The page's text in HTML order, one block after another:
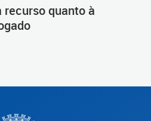
recurso quanto à